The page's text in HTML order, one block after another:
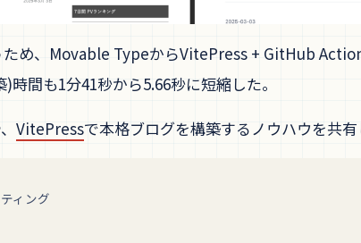
め、Movable TypeからVitePress + GitHub
間も1分41秒から5.66秒に短縮した。
VitePressで本格ブログを構築するノウハウを共有
ィング